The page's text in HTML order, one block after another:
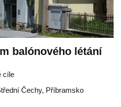
balónového létání
cíle
Čechy, Příbramsko